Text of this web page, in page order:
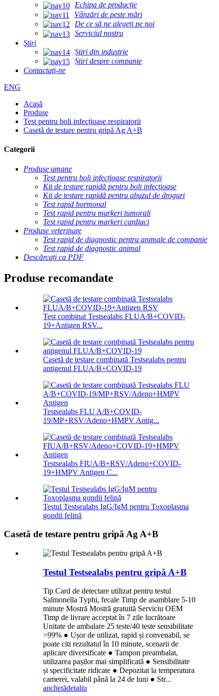
Echipa de producție
Vânzări de peste mări
De ce să ne alegeți pe noi
Serviciul nostru
Ştiri
Știri din industrie
Știri despre companie
Contactaţi-ne
ENG
Acasă
Produse
Test pentru boli infecțioase respiratorii
Casetă de testare pentru gripă Ag A+B
Categorii
Produse umane
Test pentru boli infecțioase respiratorii
Kit de testare rapidă pentru boli infecțioase
Kit de testare rapidă pentru abuzul de droguri
Test rapid hormonal
Test rapid pentru markeri tumorali
Test rapid pentru markeri cardiaci
Produse veterinare
Test rapid de diagnostic pentru animale de companie
Test rapid de diagnostic animal
Descărcați ca PDF
Produse recomandate
Test combinat Testsealabs FLUA/B+COVID-
19+Antigen RSV...
Casetă de testare combinată Testsealabs pentru
antigenul FLUA/B+COVID-19
Testsealabs FLU A/B+COVID-
19/MP+RSV/Adeno+HMPV Antig...
Testsealabs FIUA/B+RSV/Adeno+COVID-
19+HMPV Antigen C...
Testul Testsealabs IgG/IgM pentru Toxoplasma
gondii felină
Casetă de testare pentru gripă Ag A+B
Testul Testsealabs pentru gripă A+B
Tip Card de detectare utilizat pentru testul
Salmonella Typhi, fecale Timp de asamblare 5-10
minute Mostră Mostră gratuită Serviciu OEM
Timp de livrare acceptat în 7 zile lucrătoare
Unitate de ambalare 25 teste/40 teste sensibilitate
>99% ● Ușor de utilizat, rapid și convenabil, se
poate citi rezultatul în 10 minute, scenarii de
aplicare diversificate ● Tampon preambalat,
utilizarea pașilor mai simplificată ● Sensibilitate
și specificitate ridicate ● Depozitat la temperatura
camerei, valabil până la 24 de luni ● Str...
anchetădetaliu